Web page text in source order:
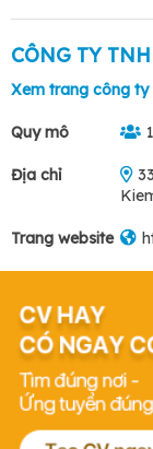
CÔNG TY
Xem trang công ty
Quy mô
Địa chỉ
Trang website